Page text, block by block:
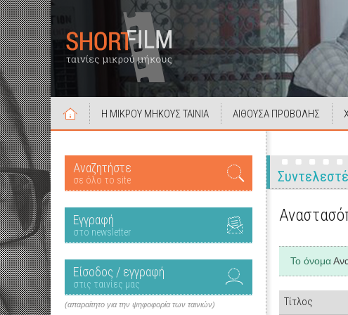
Η ΜΙΚΡΟΥ ΜΗΚΟΥΣ ΤΑΙΝΙΑ ΑΙΘΟΥΣΑ ΠΡΟΒΟΛΗΣ
Αναζητήστε
σε όλο το site
Εγγραφή
στο newsletter
Είσοδος / εγγραφή
στις ταινίες μας
(απαραίτητο για την ψηφοφορία των ταινιών)
Το όνομα
Τίτλος